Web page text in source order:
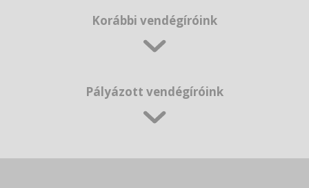
Korábbi vendégíróink
Pályázott vendégíróink